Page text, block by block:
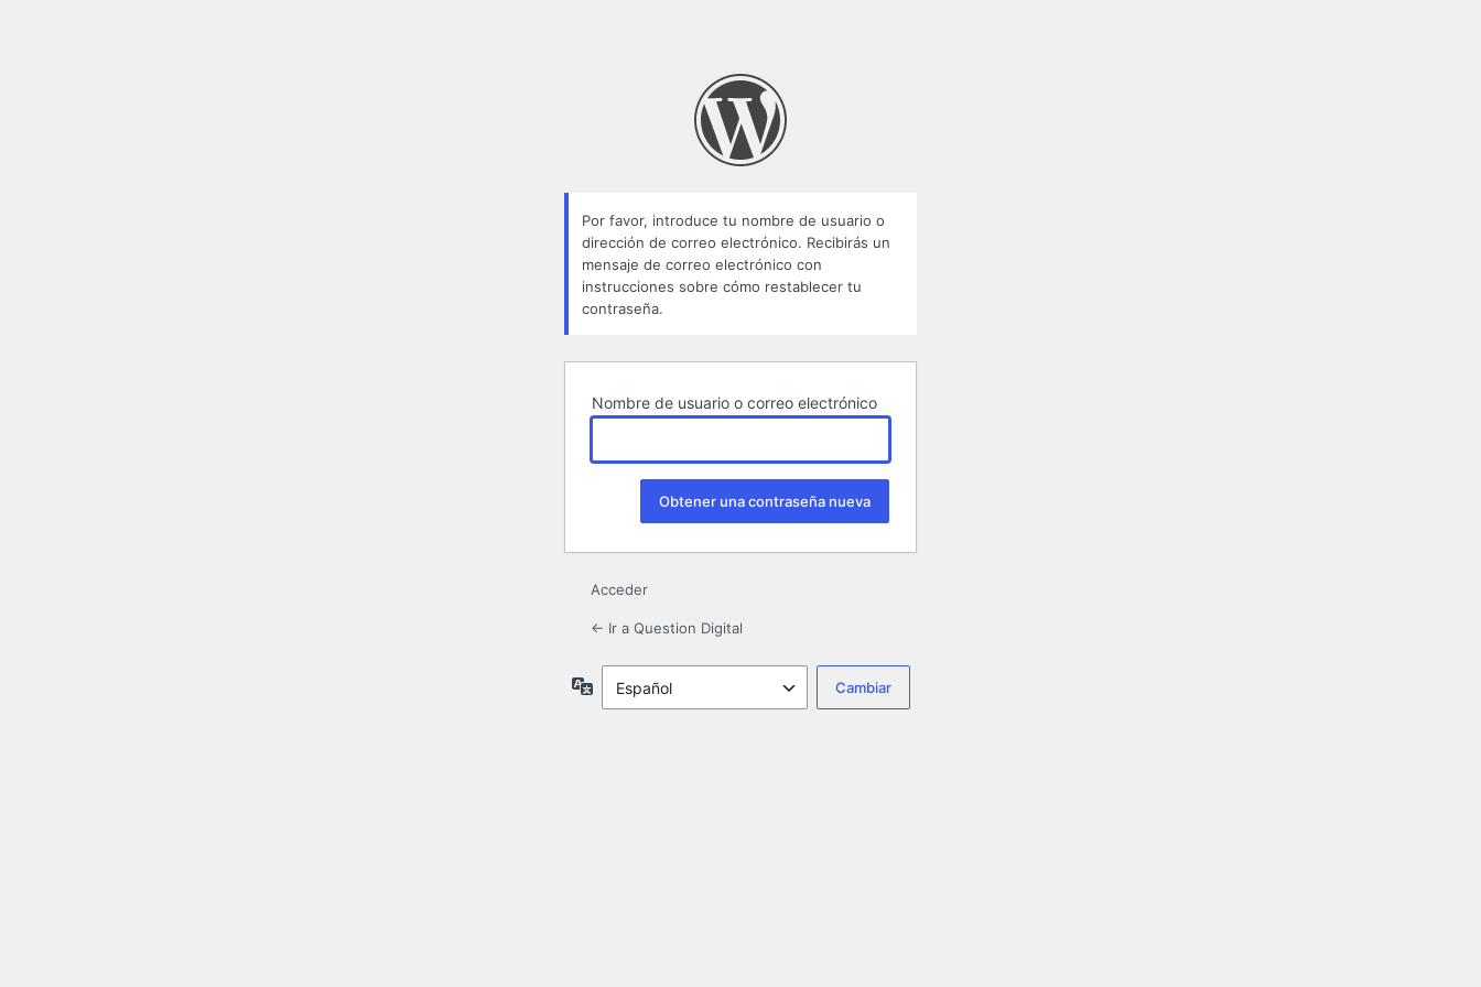
Por favor, introduce tu nombre de usuario o
dirección de correo electrónico. Recibirás un
mensaje de correo electrónico con
instrucciones sobre cómo restablecer tu
contraseña.
Nombre de usuario o correo electrónico
Acceder
← Ir a Question Digital
Idioma